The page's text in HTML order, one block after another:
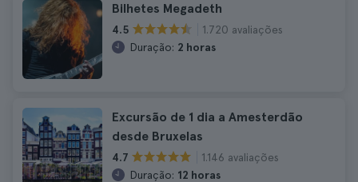
Bilhetes Megadeth
4.5
1.720 avaliações
Duração: 2 horas
Excursão de 1 dia a Amesterdão
desde Bruxelas
4.7
1.146 avaliações
Duração: 12 horas